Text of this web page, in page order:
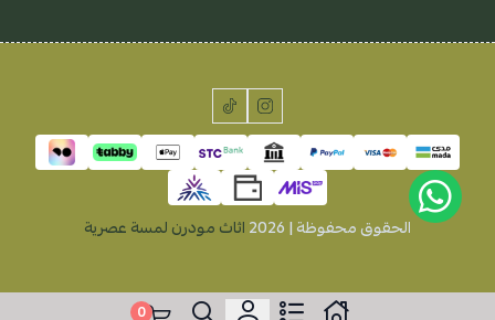
الحقوق محفوظة | 2026 اثاث مودرن لمسة عصرية
0